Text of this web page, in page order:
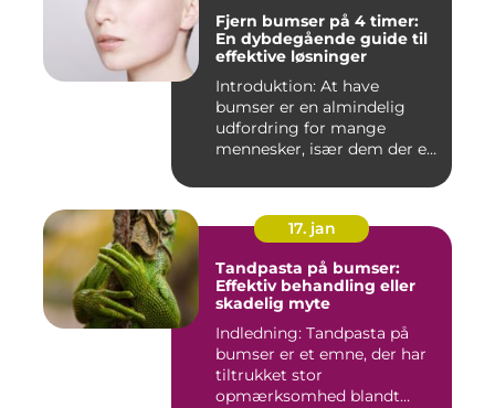
Fjern bumser på 4 timer:
En dybdegående guide til
effektive løsninger
Introduktion: At have
bumser er en almindelig
udfordring for mange
mennesker, især dem der er
17. jan
Tandpasta på bumser:
Effektiv behandling eller
skadelig myte
Indledning: Tandpasta på
bumser er et emne, der har
tiltrukket stor
opmærksomhed blandt